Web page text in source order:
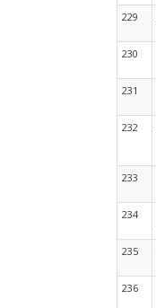
229
230
231
232
233
234
235
236